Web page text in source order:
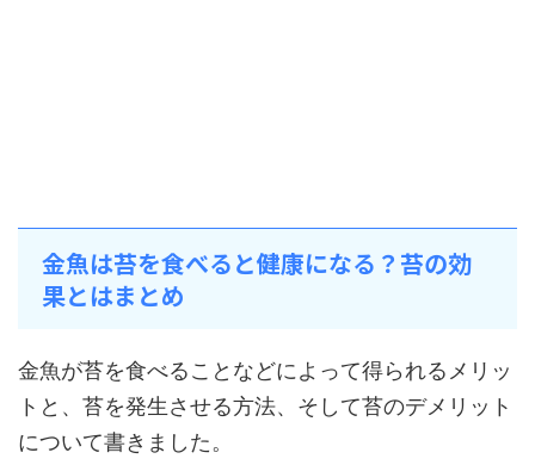
金魚は苔を食べると健康になる？苔の効
果とはまとめ
金魚が苔を食べることなどによって得られるメリッ
トと、苔を発生させる方法、そして苔のデメリット
について書きました。